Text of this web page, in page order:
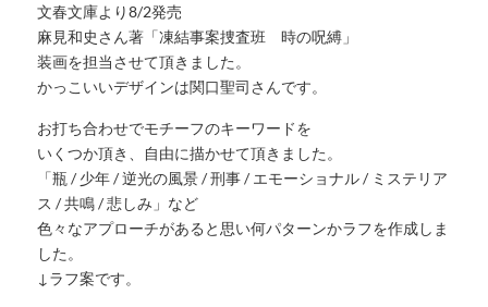
文春文庫より8/2発売
麻見和史さん著「凍結事案捜査班 時の呪縛」
装画を担当させて頂きました。
かっこいいデザインは関口聖司さんです。
お打ち合わせでモチーフのキーワードを
いくつか頂き、自由に描かせて頂きました。
「瓶 / 少年 / 逆光の風景 / 刑事 / エモーショナル / ミステリア
ス / 共鳴 / 悲しみ」など
色々なアプローチがあると思い何パターンかラフを作成しま
した。
↓ラフ案です。